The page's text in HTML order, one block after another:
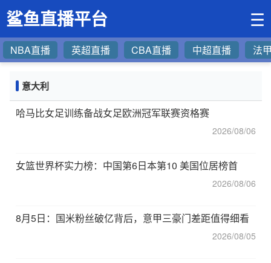
鲨鱼直播平台 ☰
NBA直播 英超直播 CBA直播 中超直播 法
意大利
哈马比女足训练备战女足欧洲冠军联赛资格赛
2026/08/06
女篮世界杯实力榜：中国第6日本第10 美国位居榜首
2026/08/06
8月5日：国米粉丝破亿背后，意甲三豪门差距值得细看
2026/08/05